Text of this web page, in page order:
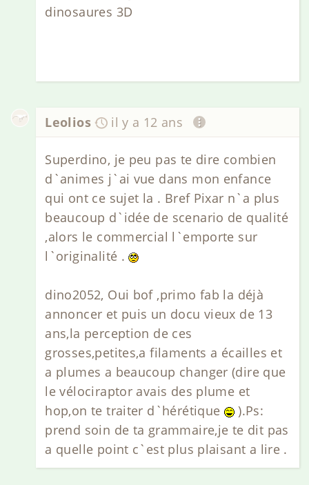
dinosaures 3D
Leolios il y a 12 ans
Superdino, je peu pas te dire combien
d`animes j`ai vue dans mon enfance
qui ont ce sujet la . Bref Pixar n`a plus
beaucoup d`idée de scenario de qualité
,alors le commercial l`emporte sur
l`originalité .
dino2052, Oui bof ,primo fab la déjà
annoncer et puis un docu vieux de 13
ans,la perception de ces
grosses,petites,a filaments a écailles et
a plumes a beaucoup changer (dire que
le vélociraptor avais des plume et
hop,on te traiter d`hérétique
).Ps:
prend soin de ta grammaire,je te dit pas
a quelle point c`est plus plaisant a lire .